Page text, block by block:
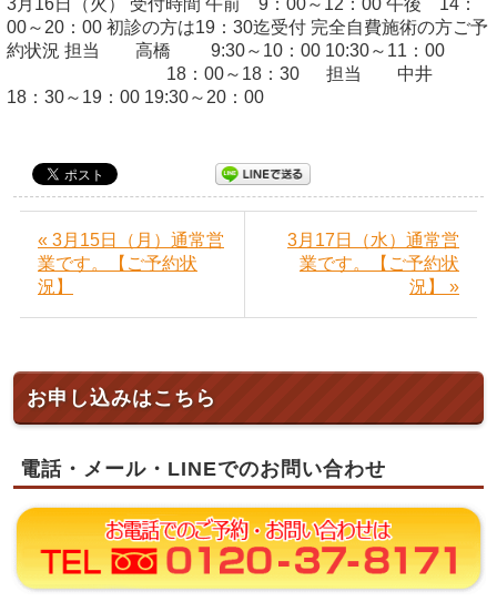
3月16日（火） 受付時間 午前 9：00～12：00 午後 14：
00～20：00 初診の方は19：30迄受付 完全自費施術の方ご予
約状況 担当 高橋 9:30～10：00 10:30～11：00
18：00～18：30 担当 中井
18：30～19：00 19:30～20：00
« 3月15日（月）通常営
業です。【ご予約状
況】
3月17日（水）通常営
業です。【ご予約状
況】 »
お申し込みはこちら
電話・メール・LINEでのお問い合わせ